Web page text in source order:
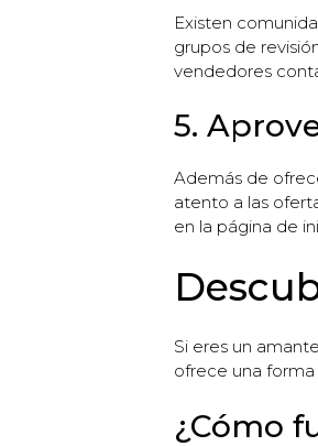
Existen
grupos de
vendedores
5.
Además de
atento a las
en la página de
Si eres un
ofrece una
¿Cómo